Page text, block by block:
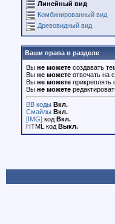
Линейный вид
Комбинированный вид
Древовидный вид
Ваши права в разделе
Вы не можете создавать
Вы не можете отвечать на
Вы не можете
Вы не можете
BB коды Вкл.
Смайлы Вкл.
[IMG] код Вкл.
HTML код Выкл.